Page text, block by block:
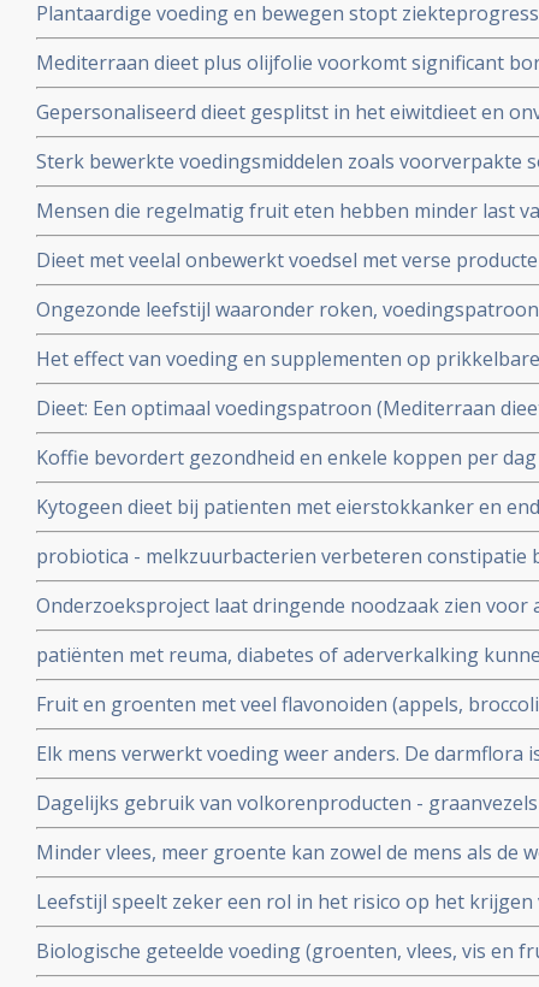
Plantaardige voeding en bewegen stopt
artrose en geneest vaak ook, bewijst recente
Mediterraan dieet plus olijfolie voorkomt significant
agressieve vorm van borstkanker, blijkt uit
naar risico op hart- en vaatziektes bij vrouwen uit
Gepersonaliseerd dieet gesplitst in het eiwitdieet en
afgestemd op de persoonlijke stofwisseling had meer
vaatgezondheid en de bloedsuikerwaarden dan
Nederlands onderzoek
Sterk bewerkte voedingsmiddelen zoals voorverpakte
diepvriespizza's, kant-en-klare maaltijden en
enz. veroorzaken kanker en leidt tot eerder overlijden
Mensen die regelmatig fruit eten hebben minder last
minder fruit eten en meer hartige hapjes die
depressieve gevoelens
Dieet met veelal onbewerkt voedsel met verse
zuivel en magere eiwitbronnen blijkt depressiviteit te
Ongezonde leefstijl waaronder roken,
leefomgeving bepalen diversiteit van darmmicrobioom
ziek zijn, korter leven. Omgekeerd: een gezonde
gezonder leven.
Het effect van voeding en supplementen op
verbeterd worden door bepaalde voeding wel en niet
Dieet: Een optimaal voedingspatroon (Mediterraan
13 jaar langer leven geven in vergelijking met een
Koffie bevordert gezondheid en enkele koppen per
door alle oorzaken met 27 procent. Blijkt uit grote
Kytogeen dieet bij patienten met eierstokkanker en
fysiek functioneren, vergroot de energie, vermindert
hongergevoel.
probiotica - melkzuurbacterien verbeteren constipatie
Parkinson.
Onderzoeksproject laat dringende noodzaak zien voor
basisschool. BMI (body-mass index) bij kinderen op
vier jaar veel beter vergeleken met kinderen op de
patiënten met reuma, diabetes of aderverkalking
plantaardig dieet zichzelf gezonder eten blijkt mer en
Fruit en groenten met veel flavonoiden (appels,
voorkomen sterftekans aan kanker en hart- en
bevolkingsonderzoek
Elk mens verwerkt voeding weer anders. De darmflora
gedacht blijkt uit groot wetenschappelijk onderzoek
Dagelijks gebruik van volkorenproducten -
leverkanker blijkt uit groot Amerikaans
Minder vlees, meer groente kan zowel de mens als de
internaionaal onderzoek van groep van
Leefstijl speelt zeker een rol in het risico op het
dementie - Alzheimer waarvan voeding de
Biologische geteelde voeding (groenten, vlees, vis en
procent in vergelijking met standaard geteelde